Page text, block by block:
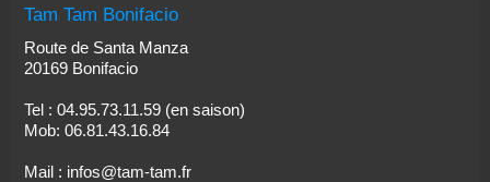
Tam Tam Bonifacio
Route de Santa Manza
20169 Bonifacio
Tel : 04.95.73.11.59 (en saison)
Mob: 06.81.43.16.84
Mail : infos@tam-tam.fr